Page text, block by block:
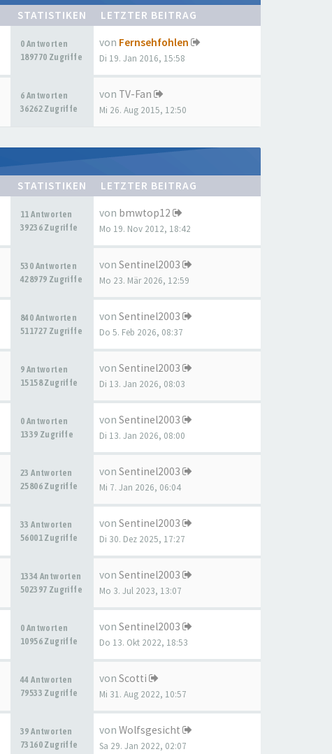
STATISTIKEN LETZTER BEITRAG
0 Antworten
189770 Zugriffe
von Fernsehfohlen
Di 19. Jan 2016, 15:58
6 Antworten
36262 Zugriffe
von TV-Fan
Mi 26. Aug 2015, 12:50
STATISTIKEN LETZTER BEITRAG
11 Antworten
39236 Zugriffe
von bmwtop12
Mo 19. Nov 2012, 18:42
530 Antworten
428979 Zugriffe
von Sentinel2003
Mo 23. Mär 2026, 12:59
840 Antworten
511727 Zugriffe
von Sentinel2003
Do 5. Feb 2026, 08:37
9 Antworten
15158 Zugriffe
von Sentinel2003
Di 13. Jan 2026, 08:03
0 Antworten
1339 Zugriffe
von Sentinel2003
Di 13. Jan 2026, 08:00
23 Antworten
25806 Zugriffe
von Sentinel2003
Mi 7. Jan 2026, 06:04
33 Antworten
56001 Zugriffe
von Sentinel2003
Di 30. Dez 2025, 17:27
1334 Antworten
502397 Zugriffe
von Sentinel2003
Mo 3. Jul 2023, 13:07
0 Antworten
10956 Zugriffe
von Sentinel2003
Do 13. Okt 2022, 18:53
44 Antworten
79533 Zugriffe
von Scotti
Mi 31. Aug 2022, 10:57
39 Antworten
73160 Zugriffe
von Wolfsgesicht
Sa 29. Jan 2022, 02:07